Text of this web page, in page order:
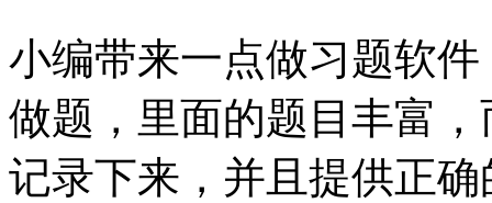
小编带来一点做习题软
做题，里面的题目丰富
记录下来，并且提供正